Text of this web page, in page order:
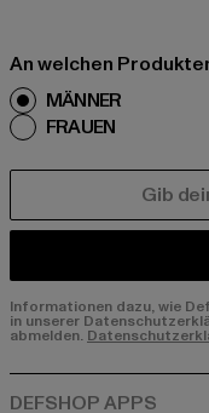
An welchen
MÄNNER
FRAUEN
Informationen dazu, wie
in unserer
abmelden.